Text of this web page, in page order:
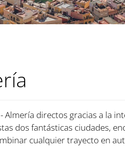
directos gracias a la
dos fantásticas ciudades,
cualquier trayecto en